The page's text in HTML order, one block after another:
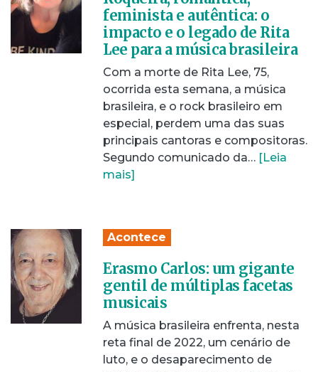
feminista e autêntica: o
impacto e o legado de Rita
Lee para a música brasileira
Com a morte de Rita Lee, 75,
ocorrida esta semana, a música
brasileira, e o rock brasileiro em
especial, perdem uma das suas
principais cantoras e compositoras.
Segundo comunicado da… [Leia
mais]
Acontece
Erasmo Carlos: um gigante
gentil de múltiplas facetas
musicais
A música brasileira enfrenta, nesta
reta final de 2022, um cenário de
luto, e o desaparecimento de